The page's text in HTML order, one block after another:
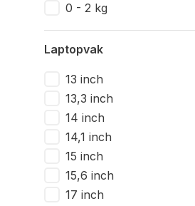
0 - 2 kg
Laptopvak
13 inch
13,3 inch
14 inch
14,1 inch
15 inch
15,6 inch
17 inch